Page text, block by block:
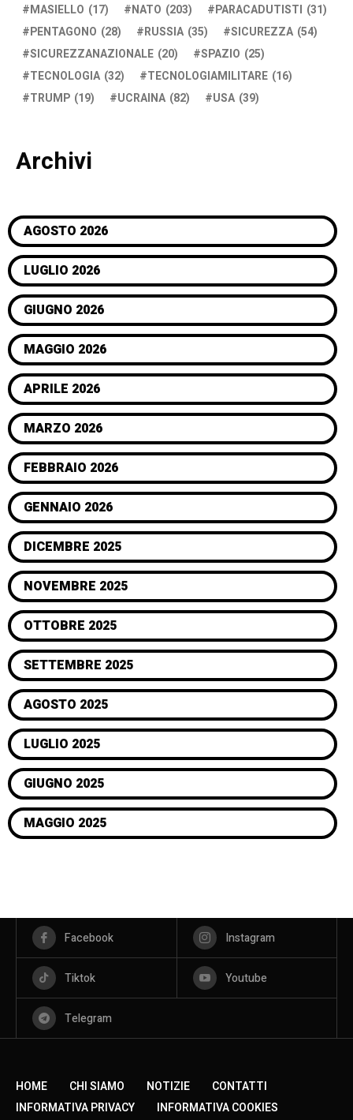
MASIELLO (17) NATO (203) PARACADUTISTI (31)
PENTAGONO (28) RUSSIA (35) SICUREZZA (54)
SICUREZZANAZIONALE (20) SPAZIO (25)
TECNOLOGIA (32) TECNOLOGIAMILITARE (16)
TRUMP (19) UCRAINA (82) USA (39)
Archivi
AGOSTO 2026
LUGLIO 2026
GIUGNO 2026
MAGGIO 2026
APRILE 2026
MARZO 2026
FEBBRAIO 2026
GENNAIO 2026
DICEMBRE 2025
NOVEMBRE 2025
OTTOBRE 2025
SETTEMBRE 2025
AGOSTO 2025
LUGLIO 2025
GIUGNO 2025
MAGGIO 2025
Facebook Instagram
Tiktok Youtube
Telegram
HOME CHI SIAMO NOTIZIE
CONTATTI
INFORMATIVA PRIVACY
INFORMATIVA COOKIES